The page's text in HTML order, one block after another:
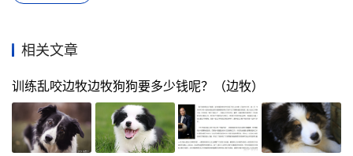
相关文章
训练乱咬边牧边牧狗狗要多少钱呢？（边牧）